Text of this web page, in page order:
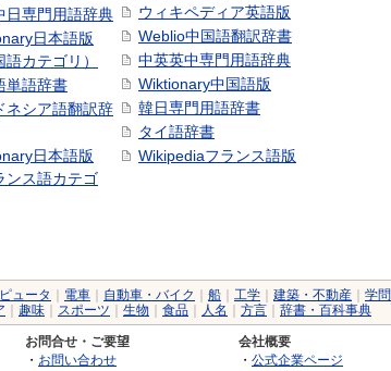
日専門用語辞典
日本語版
語カテゴリ）
単語辞書
ネシア語翻訳辞
日本語版
ンス語カテゴ
ウィキペディア英語版
Weblio中国語翻訳辞書
中英英中専門用語辞典
Wiktionary中国語版
韓日専門用語辞書
タイ語辞書
Wikipediaフランス語版
ュータ 電車 自動車・バイク 船 工学 建築・不動産
学問
趣味 スポーツ 生物 食品 人名 方言 辞書・百科事典
お問合せ・ご要望
・ お問い合わせ
会社概要
・ 公式企業ページ